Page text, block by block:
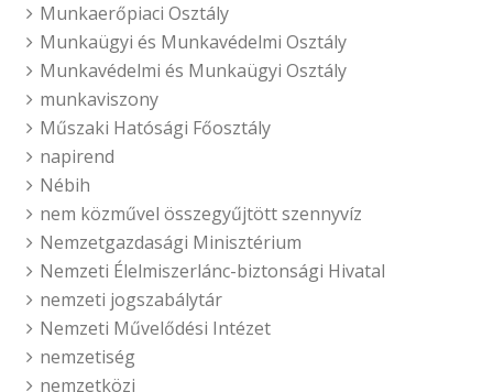
Munkaerőpiaci Osztály
Munkaügyi és Munkavédelmi Osztály
Munkavédelmi és Munkaügyi Osztály
munkaviszony
Műszaki Hatósági Főosztály
napirend
Nébih
nem közművel összegyűjtött szennyvíz
Nemzetgazdasági Minisztérium
Nemzeti Élelmiszerlánc-biztonsági Hivatal
nemzeti jogszabálytár
Nemzeti Művelődési Intézet
nemzetiség
nemzetközi